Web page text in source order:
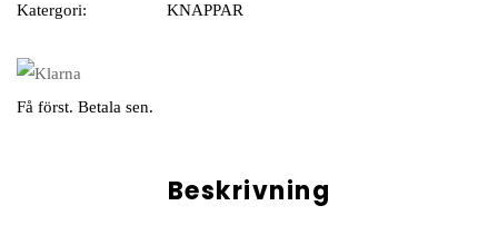
Katergori: KNAPPAR
Få först. Betala sen.
Beskrivning